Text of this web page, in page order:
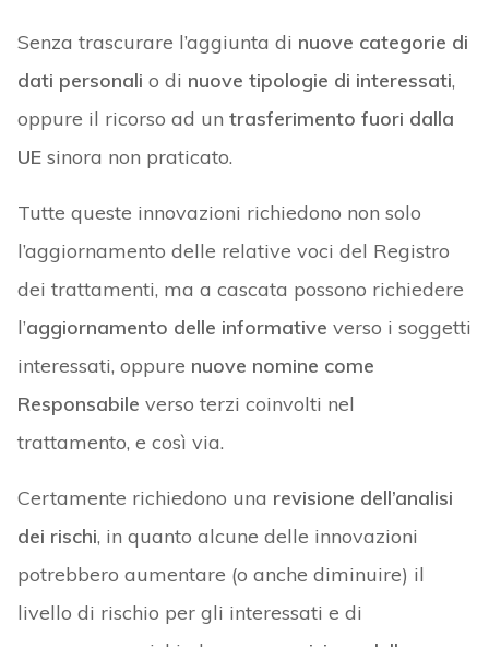
Senza trascurare l’aggiunta di nuove categorie di
dati personali o di nuove tipologie di interessati,
oppure il ricorso ad un trasferimento fuori dalla
UEsinora non praticato.
Tutte queste innovazioni richiedono non solo
l’aggiornamento delle relative voci del Registro
dei trattamenti, ma a cascata possono richiedere
l’aggiornamento delle informative verso i soggetti
interessati, oppure nuove nomine come
Responsabile verso terzi coinvolti nel
trattamento, e così via.
Certamente richiedono una revisione dell’analisi
dei rischi, in quanto alcune delle innovazioni
potrebbero aumentare (o anche diminuire) il
livello di rischio per gli interessati e di